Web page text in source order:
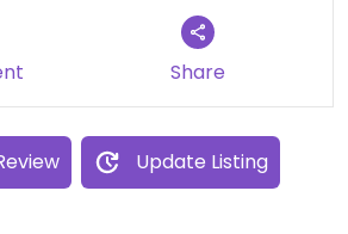
Share
Update Listing